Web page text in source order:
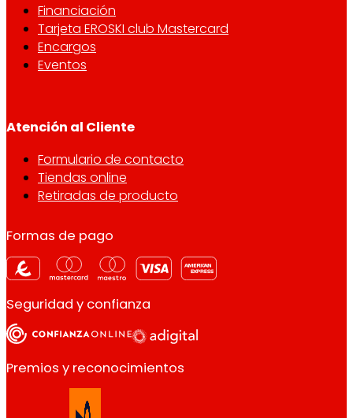
Financiación
Tarjeta EROSKI club Mastercard
Encargos
Eventos
Atención al Cliente
Formulario de contacto
Tiendas online
Retiradas de producto
Formas de pago
Seguridad y confianza
Premios y reconocimientos